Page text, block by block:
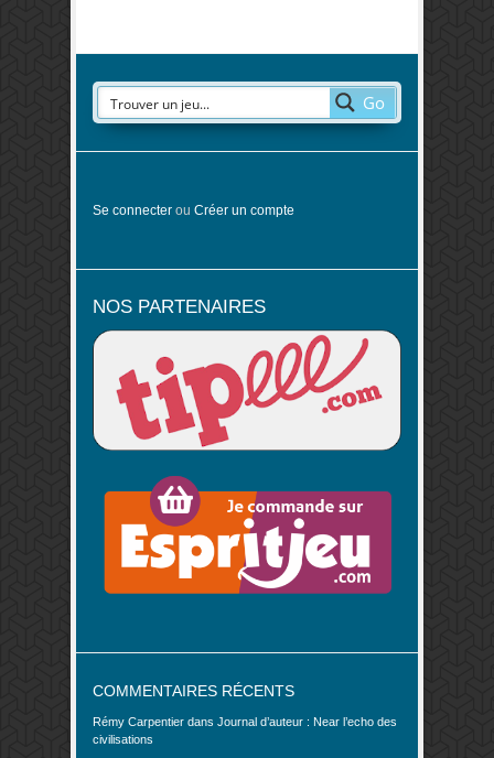
Go
Se connecter ou Créer un compte
NOS PARTENAIRES
COMMENTAIRES RÉCENTS
Rémy Carpentier dans Journal d’auteur : Near l’echo des
civilisations